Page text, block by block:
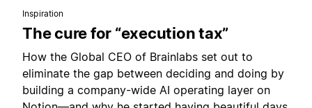
Inspiration
The cure for “execution tax”
How the Global CEO of Brainlabs set out to
eliminate the gap between deciding and doing by
building a company-wide AI operating layer on